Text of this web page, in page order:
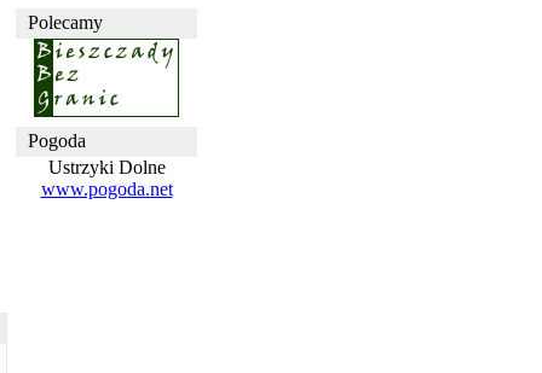
Polecamy
Pogoda
Ustrzyki Dolne
www.pogoda.net